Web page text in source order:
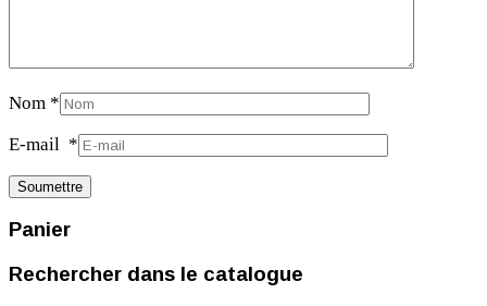
Nom *
E-mail *
Panier
Rechercher dans le catalogue